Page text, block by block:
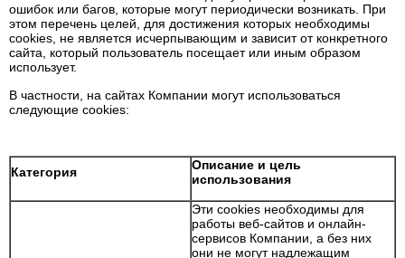
ошибок или багов, которые могут периодически возникать. При
этом перечень целей, для достижения которых необходимы
cookies, не является исчерпывающим и зависит от конкретного
сайта, который пользователь посещает или иным образом
использует.
В частности, на сайтах Компании могут использоваться
следующие cookies:
Категория
Описание и цель
использования
Эти cookies необходимы для
работы веб-сайтов и онлайн-
сервисов Компании, а без них
они не могут надлежащим